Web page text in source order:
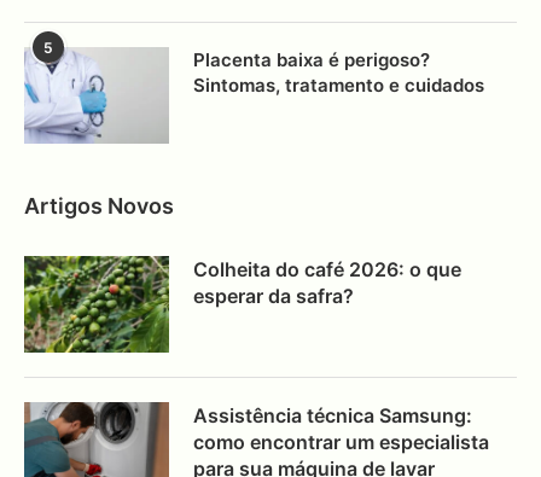
5
Placenta baixa é perigoso?
Sintomas, tratamento e cuidados
Artigos Novos
Colheita do café 2026: o que
esperar da safra?
Assistência técnica Samsung:
como encontrar um especialista
para sua máquina de lavar